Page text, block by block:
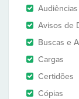
Audiências
Avisos de
Buscas e
Cargas
Certidões
Cópias